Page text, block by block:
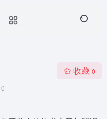
0
收藏 0